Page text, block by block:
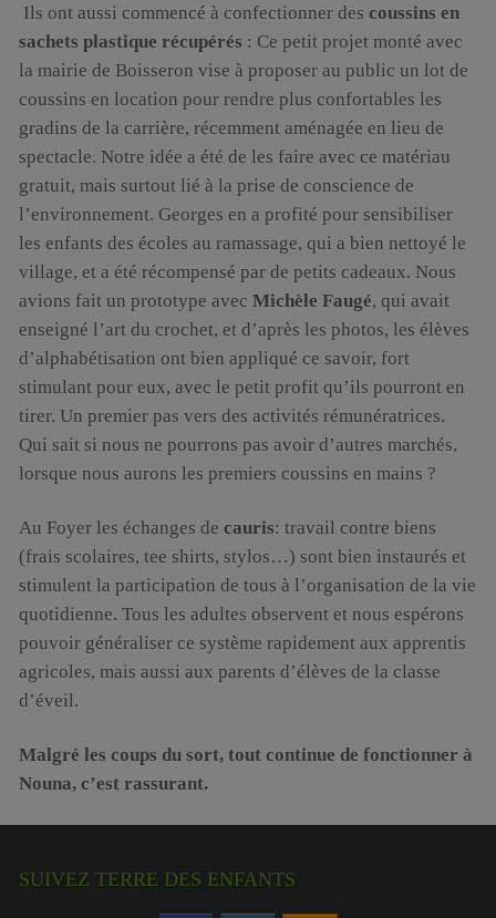
Ils ont aussi commencé à confectionner des coussins en
sachets plastique récupérés : Ce petit projet monté avec
la mairie de Boisseron vise à proposer au public un lot de
coussins en location pour rendre plus confortables les
gradins de la carrière, récemment aménagée en lieu de
spectacle. Notre idée a été de les faire avec ce matériau
gratuit, mais surtout lié à la prise de conscience de
l’environnement. Georges en a profité pour sensibiliser
les enfants des écoles au ramassage, qui a bien nettoyé le
village, et a été récompensé par de petits cadeaux. Nous
avions fait un prototype avec Michèle Faugé, qui avait
enseigné l’art du crochet, et d’après les photos, les élèves
d’alphabétisation ont bien appliqué ce savoir, fort
stimulant pour eux, avec le petit profit qu’ils pourront en
tirer. Un premier pas vers des activités rémunératrices.
Qui sait si nous ne pourrons pas avoir d’autres marchés,
lorsque nous aurons les premiers coussins en mains ?
Au Foyer les échanges de cauris: travail contre biens
(frais scolaires, tee shirts, stylos…) sont bien instaurés et
stimulent la participation de tous à l’organisation de la vie
quotidienne. Tous les adultes observent et nous espérons
pouvoir généraliser ce système rapidement aux apprentis
agricoles, mais aussi aux parents d’élèves de la classe
d’éveil.
Malgré les coups du sort, tout continue de fonctionner à
Nouna, c’est rassurant.
SUIVEZ TERRE DES ENFANTS